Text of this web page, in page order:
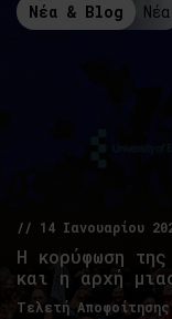
Νέα & Blog Νέα
// 14 Ιανουαρίου
Η κορύφωση της
και η αρχή
Τελετή